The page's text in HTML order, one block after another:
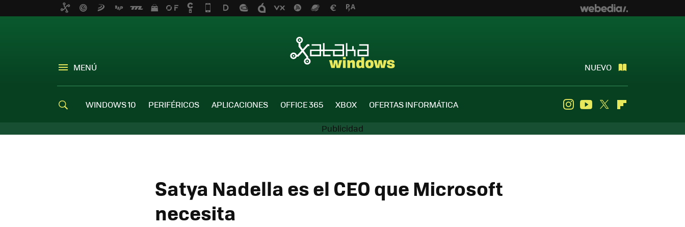
MENÚ NUEVO
WINDOWS 10 PERIFÉRICOS APLICACIONES OFFICE 365 XBOX OFERTAS INFORMÁTICA InstagramYoutube
Twitter
Satya Nadella es el CEO que Microsoft
necesita